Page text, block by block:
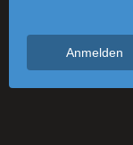
Anmelden